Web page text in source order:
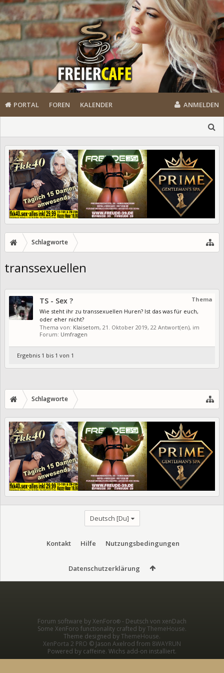
PORTAL FOREN KALENDER ANMELDEN
Schlagworte
transsexuellen
Thema
TS - Sex ?
Wie steht ihr zu transsexuellen Huren? Ist das was für euch,
oder eher nicht?
Thema von: Klaisetom, 21. Oktober 2019, 22 Antwort(en), im
Forum: Umfragen
Ergebnis 1 bis 1 von 1
Schlagworte
Deutsch [Du]
Kontakt Hilfe Nutzungsbedingungen
Datenschutzerklärung
Forum software by XenForo® - Deutsch von xenDach
Some XenForo functionality crafted byThemeHouse.
Theme designed byThemeHouse.
XenPorta 2 PRO © Jason Axelrod from 8WAYRUN
Powered by caffeine. Wichs add-on installiert.